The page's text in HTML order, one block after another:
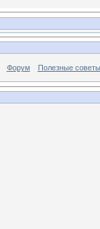
Форум Полезные советы